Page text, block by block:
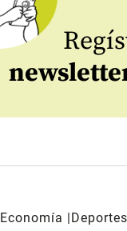
Economía Deportes